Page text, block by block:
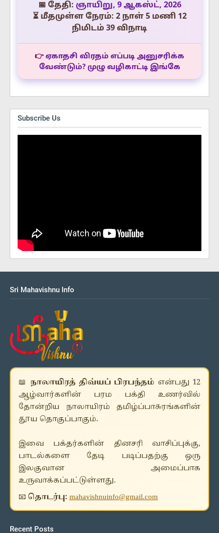
📅 தேதி: ஞாயிறு, 9 ஆகஸ்ட், 2026
⏳ மீதமுள்ள நேரம்: 2 நாள் 5 மணி 12
நிமிடம் 39 விநாடி
👉ஏகாதசி விரதம் எப்படி அனுசரிக்க
வேண்டும்? முழு வழிகாட்டி இங்கே
Subscribe Us
Sri Mahavishnu Info
📖 நாலாயிரத் திவ்யப் பிரபந்தம் என்பது 12
ஆழ்வார்களின் பரம பக்தி உணர்வில்
தோன்றிய நாலாயிரம் தமிழ்ப்பாசுரங்களின்
தூய தொகுப்பாகும்.
இவை பக்தர்களின் தினசரி வாசிப்புக்கு,
பாடல்களை தேடி படிப்பதற்கு ஒரு
இலகுவான அமைப்பாக
உருவாக்கப்பட்டுள்ளது.
📧 தொடர்பு: mahavishnuinfo@gmail.com
Recent Posts